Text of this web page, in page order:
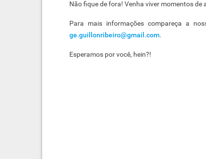
Não fique de fora! Venha viver momentos
Para mais informações compareça a
ge.guillonribeiro@gmail.com.
Esperamos por você, hein?!